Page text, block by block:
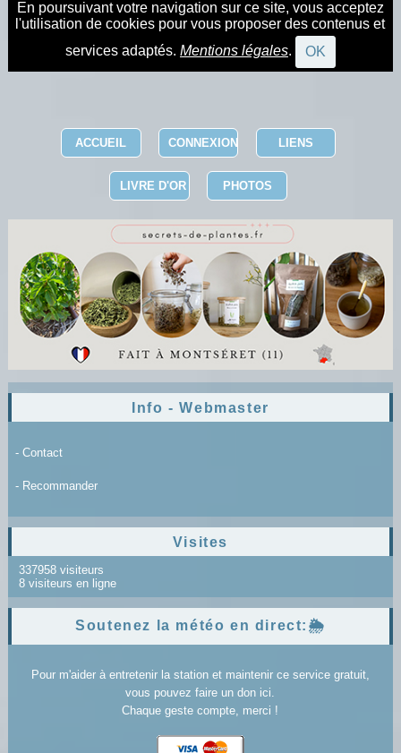
En poursuivant votre navigation sur ce site, vous acceptez
l'utilisation de cookies pour vous proposer des contenus et
services adaptés. Mentions légales. OK
ACCUEIL CONNEXION LIENS
LIVRE D'OR PHOTOS
Info - Webmaster
- Contact
- Recommander
Visites
337958 visiteurs
8 visiteurs en ligne
Soutenez la météo en direct:🌦️
Pour m'aider à entretenir la station et maintenir ce service gratuit,
vous pouvez faire un don ici.
Chaque geste compte, merci !